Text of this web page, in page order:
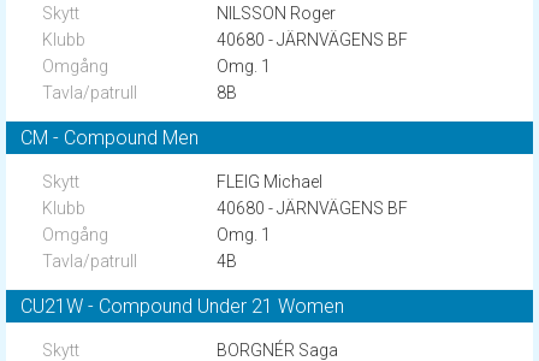
NILSSON Roger
40680 - JÄRNVÄGENS BF
Omg. 1
8B
CM - Compound Men
FLEIG Michael
40680 - JÄRNVÄGENS BF
Omg. 1
4B
CU21W - Compound Under 21 Women
BORGNÉR Saga